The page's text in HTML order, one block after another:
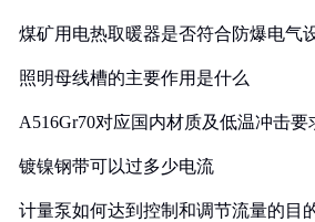
煤矿用电热取暖器是否符合防爆电气
照明母线槽的主要作用是什么
A516Gr70对应国内材质及低温冲击要
镀镍钢带可以过多少电流
计量泵如何达到控制和调节流量的目